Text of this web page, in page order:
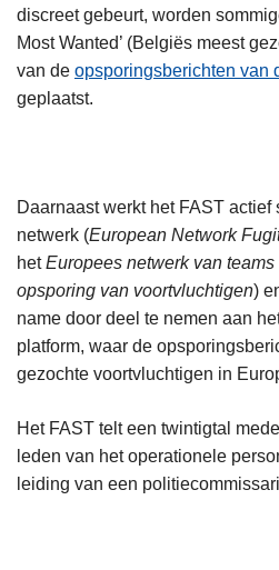
discreet gebeurt, worden
Most Wanted’ (Belgiës meest
van de opsporingsberichten van
geplaatst.
Daarnaast werkt het FAST actief
netwerk (European Network
hetEuropees netwerk van
opsporing van voortvluchtigen)
name door deel te nemen aan
platform, waar de
gezochte voortvluchtigen in
Het FAST telt een twintigtal
leden van het operationele
leiding van een